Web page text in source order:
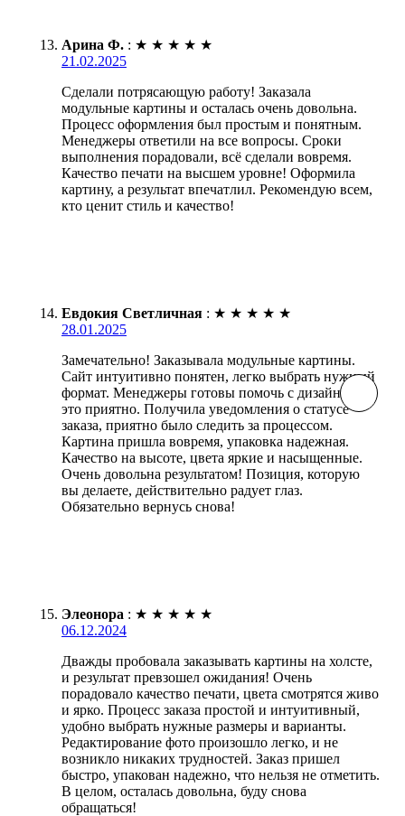
Арина Ф. : ★ ★ ★ ★ ★
21.02.2025
Сделали потрясающую работу! Заказала
модульные картины и осталась очень довольна.
Процесс оформления был простым и понятным.
Менеджеры ответили на все вопросы. Сроки
выполнения порадовали, всё сделали вовремя.
Качество печати на высшем уровне! Оформила
картину, а результат впечатлил. Рекомендую всем,
кто ценит стиль и качество!
Евдокия Светличная : ★ ★ ★ ★ ★
28.01.2025
Замечательно! Заказывала модульные картины.
Сайт интуитивно понятен, легко выбрать нужный
формат. Менеджеры готовы помочь с дизайном,
это приятно. Получила уведомления о статусе
заказа, приятно было следить за процессом.
Картина пришла вовремя, упаковка надежная.
Качество на высоте, цвета яркие и насыщенные.
Очень довольна результатом! Позиция, которую
вы делаете, действительно радует глаз.
Обязательно вернусь снова!
Элеонора : ★ ★ ★ ★ ★
06.12.2024
Дважды пробовала заказывать картины на холсте,
и результат превзошел ожидания! Очень
порадовало качество печати, цвета смотрятся живо
и ярко. Процесс заказа простой и интуитивный,
удобно выбрать нужные размеры и варианты.
Редактирование фото произошло легко, и не
возникло никаких трудностей. Заказ пришел
быстро, упакован надежно, что нельзя не отметить.
В целом, осталась довольна, буду снова
обращаться!